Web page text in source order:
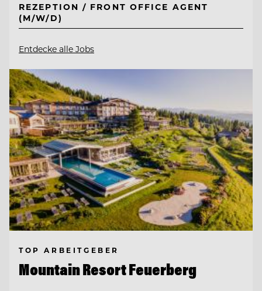
REZEPTION / FRONT OFFICE AGENT
(M/W/D)
Entdecke alle Jobs
TOP ARBEITGEBER
Mountain Resort Feuerberg